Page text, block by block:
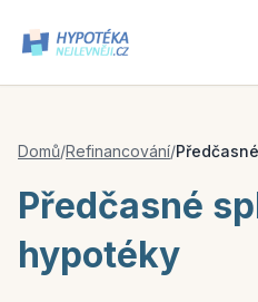
Domů/Refinancování/
Předčasné
hypotéky